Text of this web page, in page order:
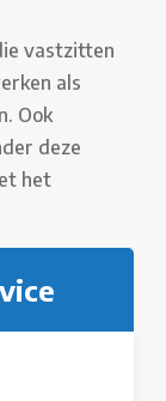
vastzitten
als
Ook
deze
het